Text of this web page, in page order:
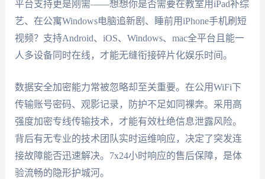
平台支持更是刚需——想想你是否需要在教室用iPad补综
艺、在公寓Windows电脑追新剧、睡前用iPhone手机刷短
视频？支持Android、iOS、Windows、mac全平台且能一
人多设备同时在线，才能无缝衔接碎片化娱乐时间。
数据安全加密能力常被忽略却至关重要。在公用WiFi下
传输账号密码、观影记录，防护不足如同裸奔。采用高
强度加密专线传输技术，才能有效杜绝信息泄露风险。
背后有无专业的技术团队实时运维响应，决定了突发连
接故障能否迅速解决。7x24小时响应的售后保障，是体
验流畅的隐形护城河。